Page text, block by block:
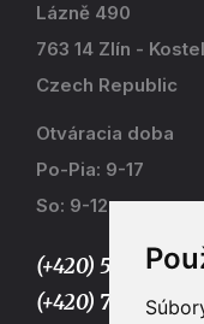
Lázně 490
763 14 Zlín -
Czech Republic
Otváracia doba
Po-Pia: 9-17
So: 9-12
(+420) 577 915
(+420) 773 667